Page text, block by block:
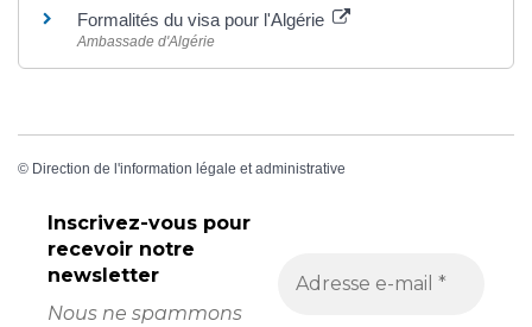
Formalités du visa pour l'Algérie
Ambassade d'Algérie
© Direction de l'information légale et administrative
Inscrivez-vous pour
recevoir notre
newsletter
Nous ne spammons